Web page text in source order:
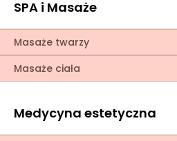
SPA i Masaże
Masaże twarzy
Masaże ciała
Medycyna estetyczna